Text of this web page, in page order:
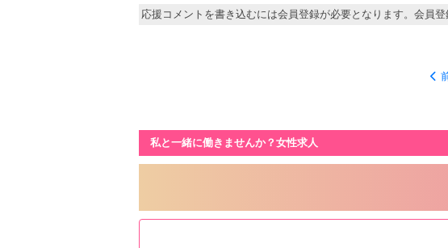
応援コメントを書き込むには会員登録が必要となります。会員登
私と一緒に働きませんか？女性求人